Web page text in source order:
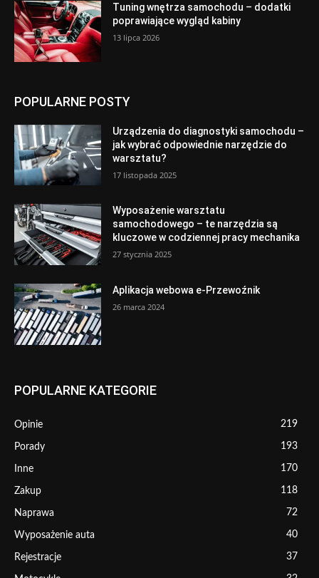
Tuning wnętrza samochodu – dodatki
poprawiające wygląd kabiny
13 lipca 2026
POPULARNE POSTY
Urządzenia do diagnostyki samochodu –
jak wybrać odpowiednie narzędzie do
warsztatu?
17 listopada 2025
Wyposażenie warsztatu
samochodowego – te narzędzia są
kluczowe w codziennej pracy mechanika
27 stycznia 2025
Aplikacja webowa e-Przewoźnik
26 marca 2024
POPULARNE KATEGORIE
Opinie 219
Porady 193
Inne 170
Zakup 118
Naprawa 72
Wyposażenie auta 40
Rejestracje 37